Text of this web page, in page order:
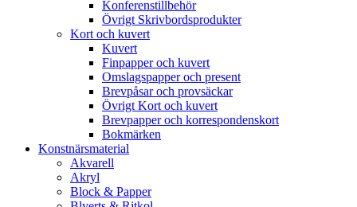
Konferenstillbehör
Övrigt Skrivbordsprodukter
Kort och kuvert
Kuvert
Finpapper och kuvert
Omslagspapper och present
Brevpåsar och provsäckar
Övrigt Kort och kuvert
Brevpapper och korrespondenskort
Bokmärken
Konstnärsmaterial
Akvarell
Akryl
Block & Papper